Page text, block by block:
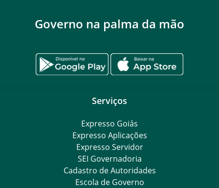
Governo na palma da mão
Serviços
Expresso Goiás
Expresso Aplicações
Expresso Servidor
SEI Governadoria
Cadastro de Autoridades
Escola de Governo